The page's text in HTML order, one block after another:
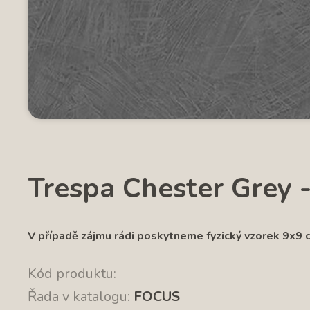
Trespa Chester Grey
V případě zájmu rádi poskytneme fyzický vzorek 9x9
Kód produktu:
Řada v katalogu: FOCUS